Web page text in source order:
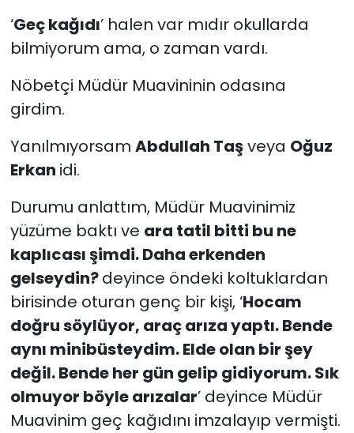
‘Geç kağıdı’ halen var mıdır okullarda
bilmiyorum ama, o zaman vardı.
Nöbetçi Müdür Muavininin odasına
girdim.
Yanılmıyorsam Abdullah Taşveya Oğuz
Erkan idi.
Durumu anlattım, Müdür Muavinimiz
yüzüme baktı ve ara tatil bitti bu ne
kaplıcası şimdi. Daha erkenden
gelseydin?deyince öndeki koltuklardan
birisinde oturan genç bir kişi, ‘Hocam
doğru söylüyor, araç arıza yaptı. Bende
aynı minibüsteydim. Elde olan bir şey
değil. Bende her gün gelip gidiyorum. Sık
olmuyor böyle arızalar’ deyince Müdür
Muavinim geç kağıdını imzalayıp vermişti.